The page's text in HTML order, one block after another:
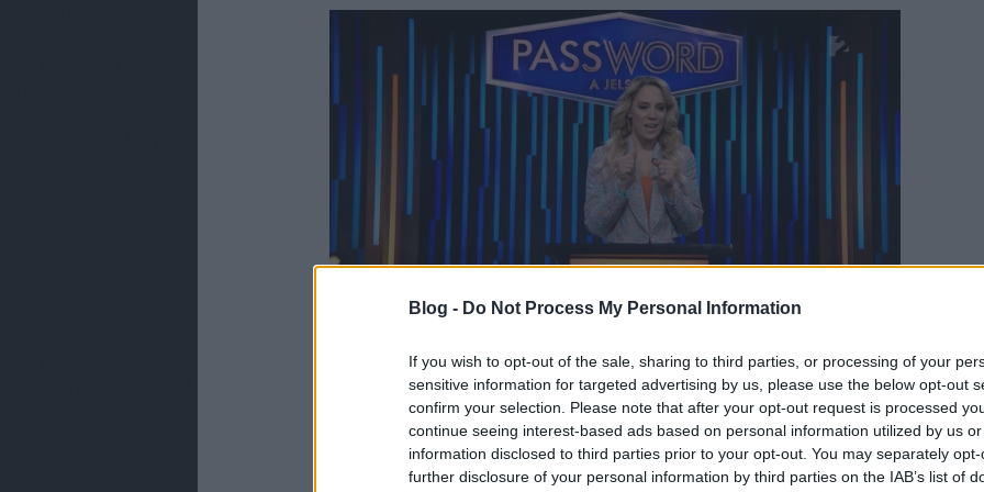
Blog - Do Not Process My Personal Information
If you wish to opt-out of the sale, sharing to third parties, or processing of your
sensitive information for targeted advertising by us, please use the below opt-out
confirm your selection. Please note that after your opt-out request is processed
continue seeing interest-based ads based on personal information utilized by us
information disclosed to third parties prior to your opt-out. You may separately
further disclosure of your personal information by third parties on the IAB’s list of
TOVÁBB OLVASOM
TV2 NAGY DUETT MŰSORVÁLTOZÁS FARM VIP HUNYADI-SOROZAT